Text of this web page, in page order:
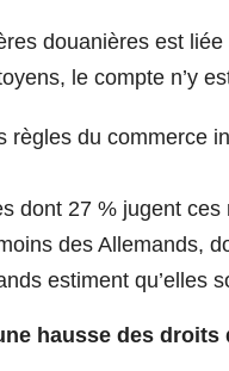
douanières est
le compte n’y
règles du commerce
dont 27 % jugent
des Allemands,
estiment qu’elles
hausse des droits